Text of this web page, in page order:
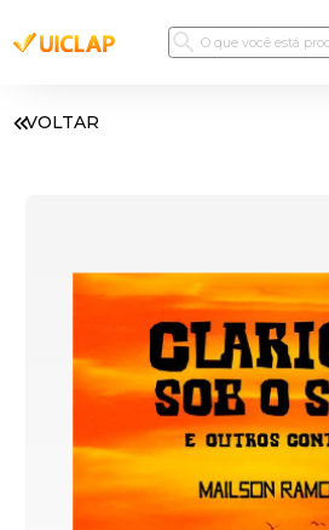
VOLTAR